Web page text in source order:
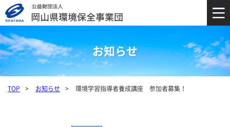
お知らせ
TOP お知らせ 環境学習指導者養成講座 参加者募集！